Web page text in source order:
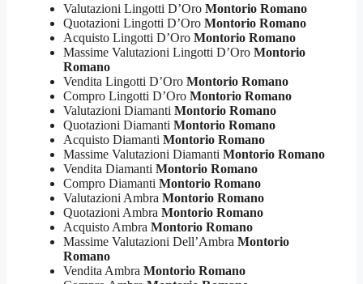
Valutazioni Lingotti D’Oro Montorio Romano
Quotazioni Lingotti D’Oro Montorio Romano
Acquisto Lingotti D’Oro Montorio Romano
Massime Valutazioni Lingotti D’Oro Montorio
Romano
Vendita Lingotti D’Oro Montorio Romano
Compro Lingotti D’Oro Montorio Romano
Valutazioni Diamanti Montorio Romano
Quotazioni Diamanti Montorio Romano
Acquisto Diamanti Montorio Romano
Massime Valutazioni Diamanti Montorio Romano
Vendita Diamanti Montorio Romano
Compro Diamanti Montorio Romano
Valutazioni Ambra Montorio Romano
Quotazioni Ambra Montorio Romano
Acquisto Ambra Montorio Romano
Massime Valutazioni Dell’Ambra Montorio
Romano
Vendita Ambra Montorio Romano